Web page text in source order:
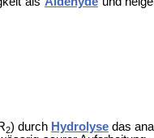
2) durch Hydrolysedas